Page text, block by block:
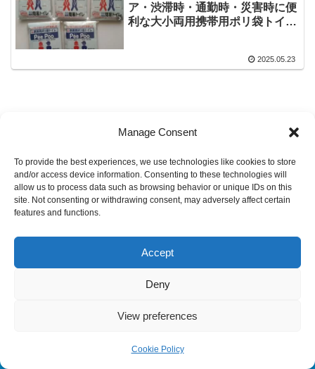
Manage Consent
To provide the best experiences, we use technologies like cookies to store
and/or access device information. Consenting to these technologies will
allow us to process data such as browsing behavior or unique IDs on this
site. Not consenting or withdrawing consent, may adversely affect certain
features and functions.
Accept
Deny
View preferences
Cookie Policy
ア・渋滞時・通勤時・災害時に便
利な大小両用携帯用ポリ袋トイレ
2025.05.23